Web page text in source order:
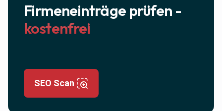
Firmeneinträge prüfen -
kostenfrei
SEO Scan